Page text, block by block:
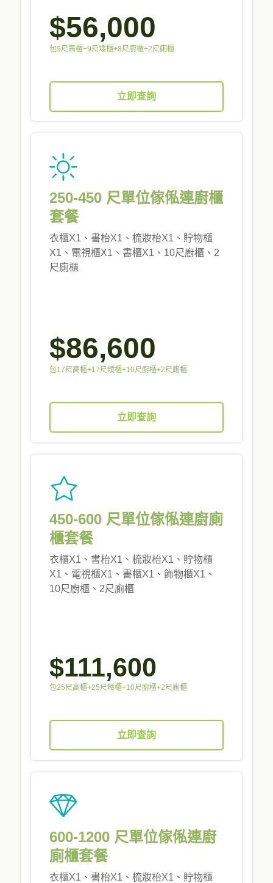
$56,000
包9尺高櫃+9尺矮櫃+8尺廚櫃+2尺廁櫃
立即查詢
250-450 尺單位傢俬連廚櫃
套餐
衣櫃X1、書枱X1、梳妝枱X1、貯物櫃
X1、電視櫃X1、書櫃X1、10尺廚櫃、2
尺廁櫃
$86,600
包17尺高櫃+17尺矮櫃+10尺廚櫃+2尺廁櫃
立即查詢
450-600 尺單位傢俬連廚廁
櫃套餐
衣櫃X1、書枱X1、梳妝枱X1、貯物櫃
X1、電視櫃X1、書櫃X1、飾物櫃X1、
10尺廚櫃、2尺廁櫃
$111,600
包25尺高櫃+25尺矮櫃+10尺廚櫃+2尺廁櫃
立即查詢
600-1200 尺單位傢俬連廚
廁櫃套餐
衣櫃X1、書枱X1、梳妝枱X1、貯物櫃